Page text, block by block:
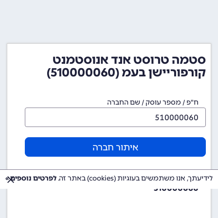
סטמה טרוסט אנד אנוסטמנט
קורפוריישן בעמ (510000060)
ח"פ / מספר עוסק / שם החברה
איתור חברה
510000060
לידיעתך, אנו משתמשים בעוגיות (cookies) באתר זה. לפרטים נוספים »